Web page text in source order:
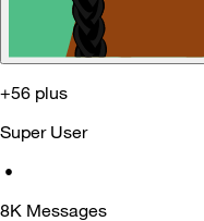
+56 plus
Super User
•
8K Messages